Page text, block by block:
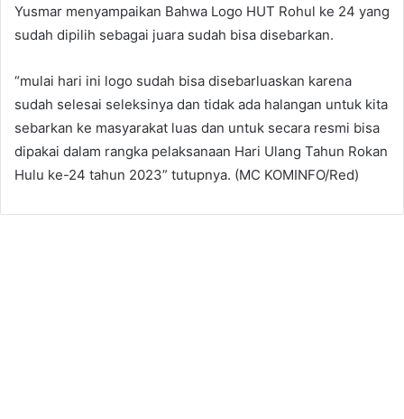
Yusmar menyampaikan Bahwa Logo HUT Rohul ke 24 yang
sudah dipilih sebagai juara sudah bisa disebarkan.
“mulai hari ini logo sudah bisa disebarluaskan karena
sudah selesai seleksinya dan tidak ada halangan untuk kita
sebarkan ke masyarakat luas dan untuk secara resmi bisa
dipakai dalam rangka pelaksanaan Hari Ulang Tahun Rokan
Hulu ke-24 tahun 2023” tutupnya. (MC KOMINFO/Red)